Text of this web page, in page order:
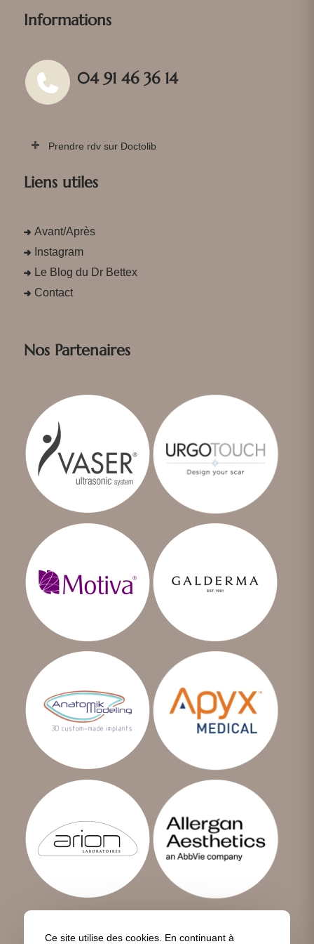
Informations
04 91 46 36 14
Prendre rdv sur Doctolib
Liens utiles
Avant/Après
Instagram
Le Blog du Dr Bettex
Contact
Nos Partenaires
Ce site utilise des cookies. En continuant à